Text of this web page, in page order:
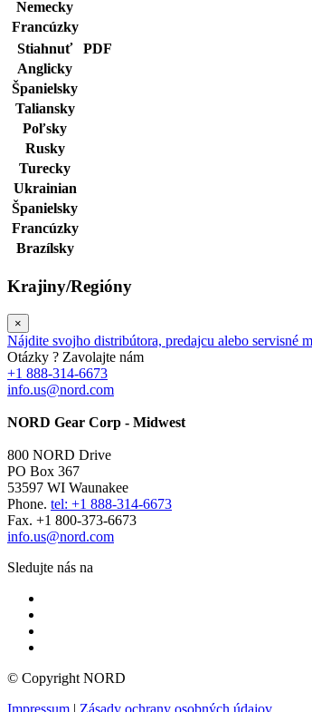
Nemecky
Francúzky
Stiahnuť
PDF
Anglicky
Španielsky
Taliansky
Poľsky
Rusky
Turecky
Ukrainian
Španielsky
Francúzky
Brazílsky
Krajiny/Regióny
×
Nájdite svojho distribútora, predajcu alebo servisné
Otázky ? Zavolajte nám
+1 888-314-6673
info.us@nord.com
NORD Gear Corp - Midwest
800 NORD Drive
PO Box 367
53597 WI Waunakee
Phone. tel: +1 888-314-6673
Fax. +1 800-373-6673
info.us@nord.com
Sledujte nás na
© Copyright NORD
Impressum | Zásady ochrany osobných údajov